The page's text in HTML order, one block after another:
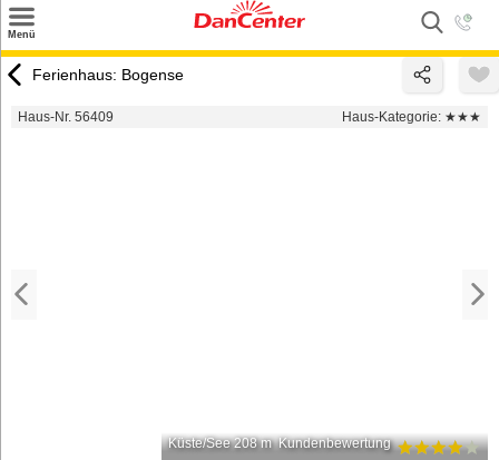
Menü
Urlaubsziele
Ferienhaus: Bogense
Haus-Nr. 56409 Haus-Kategorie: ★★★
Küste/See 208 m Kundenbewertung